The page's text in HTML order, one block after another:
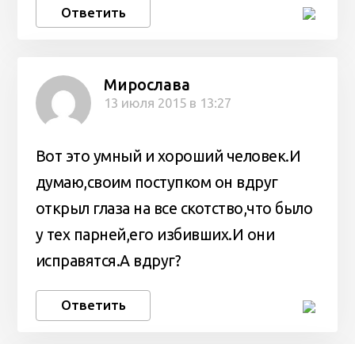
Ответить
Мирослава
13 июля 2015 в 13:27
Вот это умный и хороший человек.И
думаю,своим поступком он вдруг
открыл глаза на все скотство,что было
у тех парней,его избивших.И они
исправятся.А вдруг?
Ответить